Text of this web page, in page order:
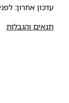
אחרון: לפני 56 שנים
והגבלות